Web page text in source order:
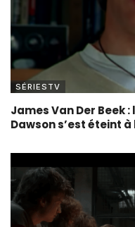
SÉRIESTV
James Van Der Beek
Dawson s’est éteint à